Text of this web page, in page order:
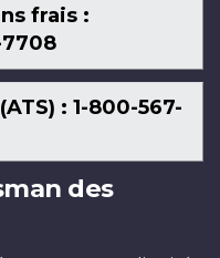
frais :
: 1-800-567-
des